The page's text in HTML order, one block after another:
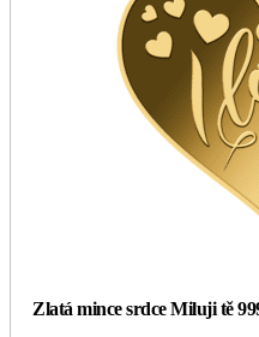
Zlatá mince srdce Miluji tě